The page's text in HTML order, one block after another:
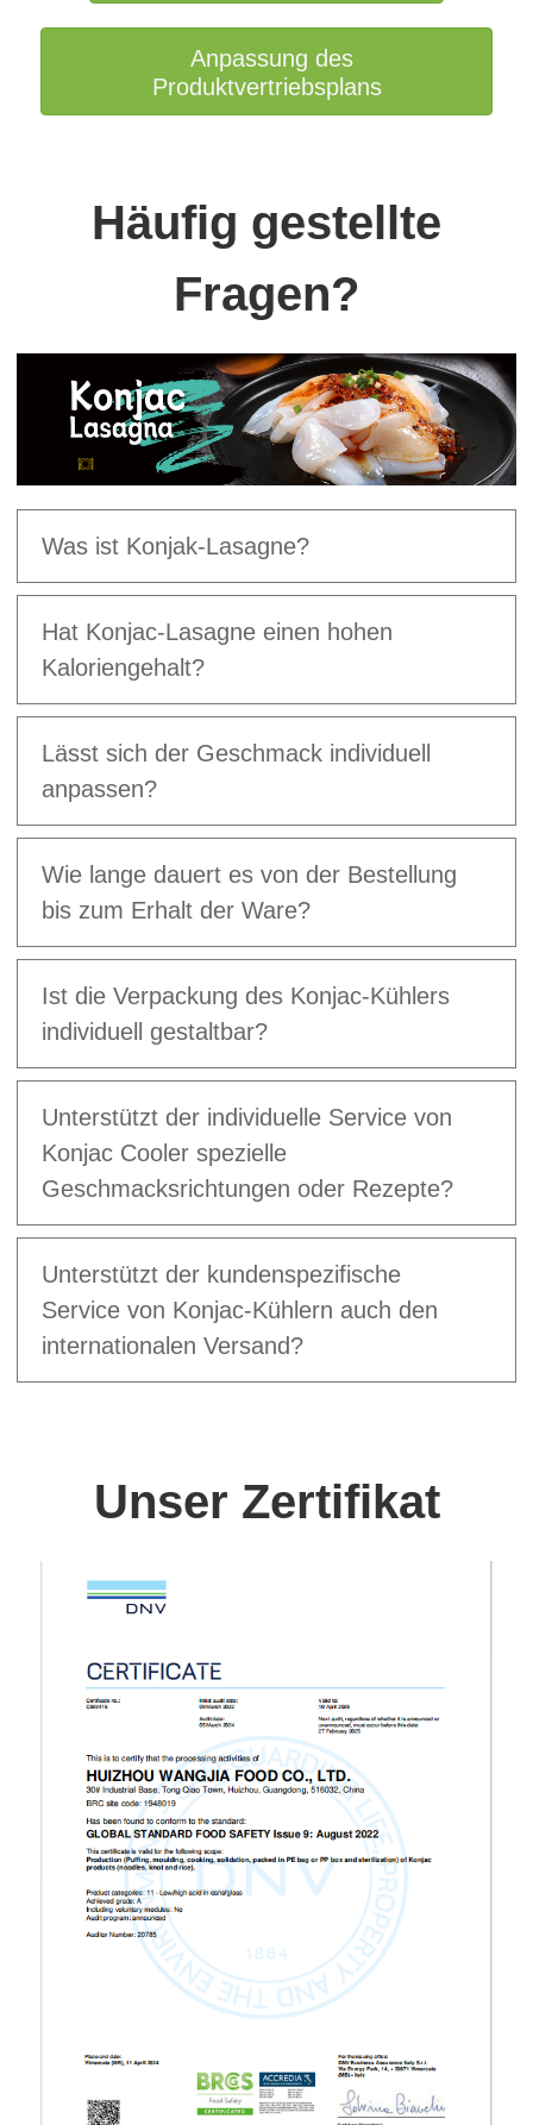
Anpassung des
Produktvertriebsplans
Häufig gestellte
Fragen?
Was ist Konjak-Lasagne?
Hat Konjac-Lasagne einen hohen
Kaloriengehalt?
Lässt sich der Geschmack individuell
anpassen?
Wie lange dauert es von der Bestellung
bis zum Erhalt der Ware?
Ist die Verpackung des Konjac-Kühlers
individuell gestaltbar?
Unterstützt der individuelle Service von
Konjac Cooler spezielle
Geschmacksrichtungen oder Rezepte?
Unterstützt der kundenspezifische
Service von Konjac-Kühlern auch den
internationalen Versand?
Unser Zertifikat